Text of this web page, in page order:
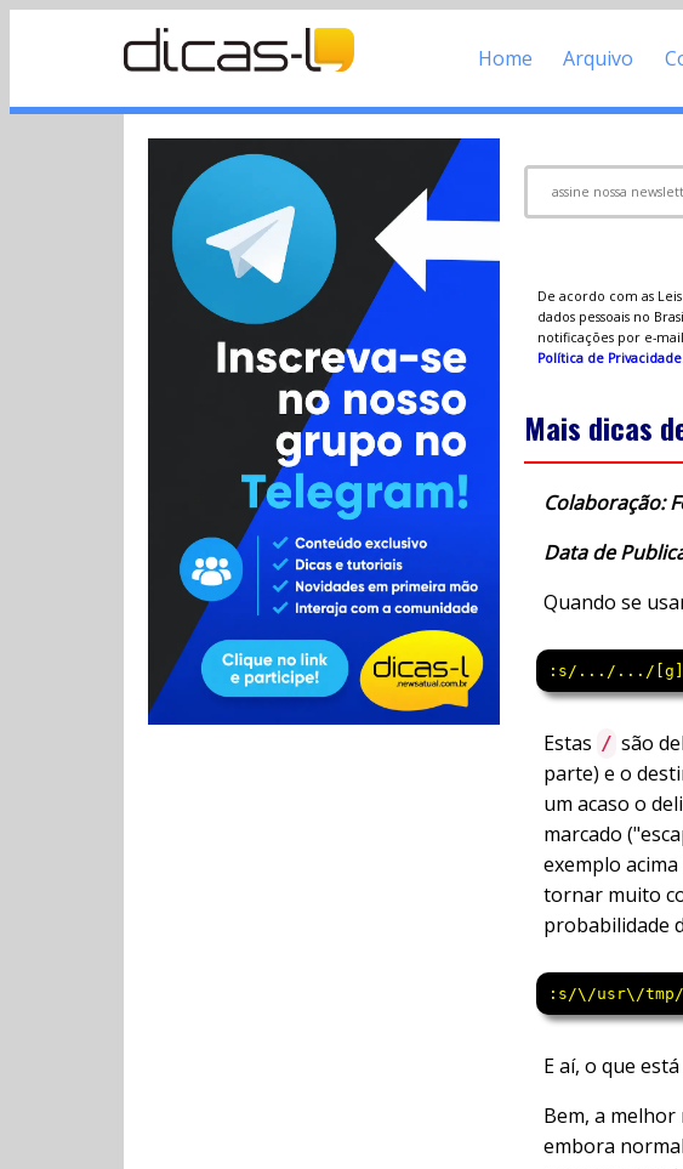
Home Arquivo
De acordo com as
dados pessoais no
notificações por e-
Política de Privacidade.
Mais dicas
Colaboração:
Data de
Quando se
:s/.../.../
Estas / são
parte) e o
um acaso o
marcado
exemplo
tornar muito
probabilidade
:s/\/usr\/
E aí, o que
Bem, a
embora